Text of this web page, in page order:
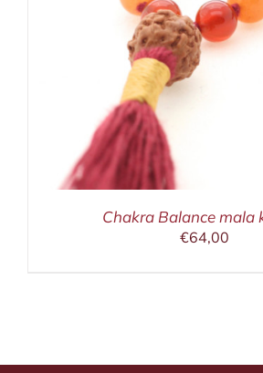
Chakra Balance mala
€64,00